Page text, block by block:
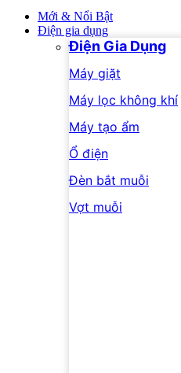
Mới & Nổi Bật
Điện gia dụng
Điện Gia Dụng
Máy giặt
Máy lọc không khí
Máy tạo ẩm
Ổ điện
Đèn bắt muỗi
Vợt muỗi